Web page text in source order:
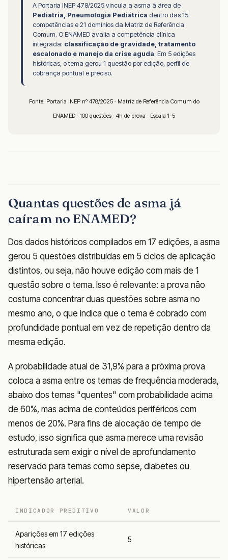
A Portaria INEP 478/2025 vincula a asma à área de
Pediatria, Pneumologia Pediátrica dentro das 15
competências e 21 domínios da Matriz de Referência
Comum. O ENAMED avalia a competência clínica
integrada: classificação de gravidade, tratamento
escalonado e manejo da crise aguda. Em 5 edições
históricas, o tema gerou 1 questão por edição, perfil de
cobrança pontual e preciso.
Fonte: Portaria INEP nº 478/2025 · Matriz de Referência Comum do
ENAMED · 100 questões · 4h de prova · Escala 1-5
Quantas questões de asma já
caíram no ENAMED?
Dos dados históricos compilados em 17 edições, a asma
gerou 5 questões distribuídas em 5 ciclos de aplicação
distintos, ou seja, não houve edição com mais de 1
questão sobre o tema. Isso é relevante: a prova não
costuma concentrar duas questões sobre asma no
mesmo ano, o que indica que o tema é cobrado com
profundidade pontual em vez de repetição dentro da
mesma edição.
A probabilidade atual de 31,9% para a próxima prova
coloca a asma entre os temas de frequência moderada,
abaixo dos temas "quentes" com probabilidade acima
de 60%, mas acima de conteúdos periféricos com
menos de 20%. Para fins de alocação de tempo de
estudo, isso significa que asma merece uma revisão
estruturada sem exigir o nível de aprofundamento
reservado para temas como sepse, diabetes ou
hipertensão arterial.
INDICADOR PREDITIVO VALOR
Aparições em 17 edições
históricas
5